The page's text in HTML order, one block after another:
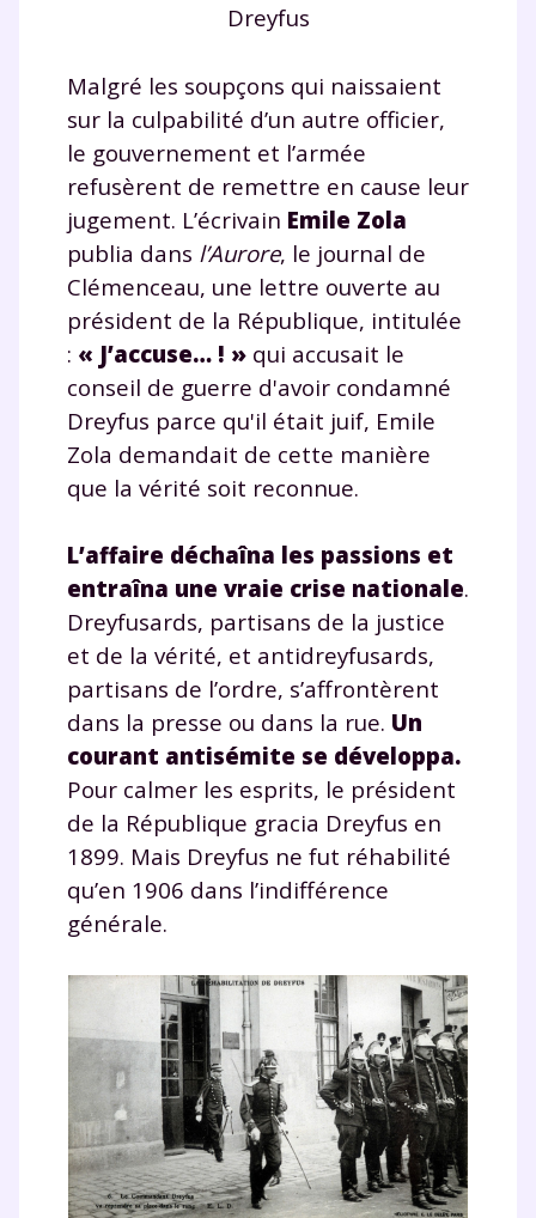
Dreyfus
Malgré les soupçons qui naissaient
sur la culpabilité d’un autre officier,
le gouvernement et l’armée
refusèrent de remettre en cause leur
jugement. L’écrivain Emile Zola
publia dans l’Aurore, le journal de
Clémenceau, une lettre ouverte au
président de la République, intitulée
: « J’accuse… ! » qui accusait le
conseil de guerre d'avoir condamné
Dreyfus parce qu'il était juif, Emile
Zola demandait de cette manière
que la vérité soit reconnue.
L’affaire déchaîna les passions et
entraîna une vraie crise nationale.
Dreyfusards, partisans de la justice
et de la vérité, et antidreyfusards,
partisans de l’ordre, s’affrontèrent
dans la presse ou dans la rue. Un
courant antisémite se développa.
Pour calmer les esprits, le président
de la République gracia Dreyfus en
1899. Mais Dreyfus ne fut réhabilité
qu’en 1906 dans l’indifférence
générale.